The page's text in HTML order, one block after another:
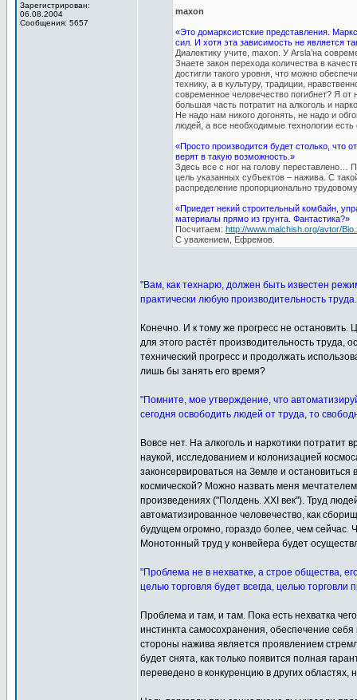
Зарегистрирован:
06.08.2004
Сообщения: 5657
maxon
«Это домарксистские представления.
сил. И хотя эта зависимость не является
Диалектику учите, maxon. У Arsla’на
Знаете закон перехода количества в
достигли такого уровня, что можно
технику, а в культуру, традиции,
современное человечество погибнет? Я от
большая часть потратит на алкоголь и
Не надо нам никого догонять, не надо и
людей, а все необходимые технологии
«Просто производится будет столько, что
верят в такую возможность.»
Здесь все с ног на голову переставлено…
цель указанных субъектов – нажива. С
распределение пропорционально
«Приедет некий строительный комбайн,
материалы прямо из грунта. Фантастика?»
Посчитаем: http://www.malchish.org/avtor/
С уважением, Ефремов.
"Вам, как технарю, должен быть известен
практически любую производительность
Конечно. И к тому же прогресс не
для этого растёт производительность труда,
технический прогресс и продолжать
лишь бы занять его время?
"Помните, мое утверждение, что
сегодня освободить людей от труда, то
Вовсе нет. На алкоголь и наркотики потратит
наукой, исследованием и колонизацией
законсервироваться на Земле и
космической? Можно назвать меня
произведениях ("Полдень. XXI век"). Труд
автоматизированное человечество, как
будущем огромно, гораздо более, чем сейчас.
Монотонный труд у конвейера будет
"Проблема не в нехватке, а строе общества,
целью торговля будет всегда, целью
Проблема и там, и там. Пока есть нехватка
инстинкта самосохранения, обеспечение
стороны нажива является проявлением
будет снята, как только появится полная
переведено в конкуренцию в других